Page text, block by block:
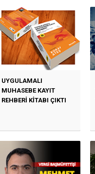
UYGULAMALI
MUHASEBE KAYIT
REHBERİ KİTABI ÇIKTI